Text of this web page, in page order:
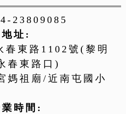
23809085
地址:
春東路1102號(黎明
春東路口)
媽祖廟/近南屯國小
時間: